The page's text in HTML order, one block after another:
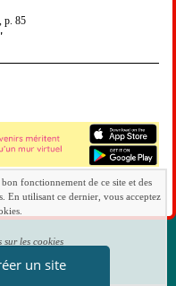
, p. 85
un site
fonctionnement de ce site et des
En utilisant ce dernier, vous acceptez
sur les cookies